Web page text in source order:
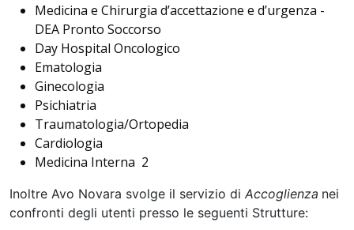
Medicina e Chirurgia d’accettazione e d’urgenza -
DEA Pronto Soccorso
Day Hospital Oncologico
Ematologia
Ginecologia
Psichiatria
Traumatologia/Ortopedia
Cardiologia
Medicina Interna 2
Inoltre Avo Novara svolge il servizio di Accoglienza nei
confronti degli utenti presso le seguenti Strutture: